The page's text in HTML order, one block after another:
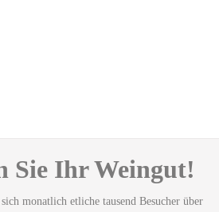
Sie Ihr Weingut!
monatlich etliche tausend Besucher über